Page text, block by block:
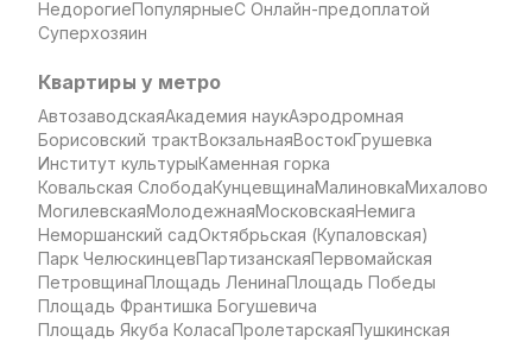
НедорогиеПопулярныеС Онлайн-предоплатой
Суперхозяин
Квартиры у метро
АвтозаводскаяАкадемия наукАэродромная
Борисовский трактВокзальнаяВостокГрушевка
Институт культурыКаменная горка
Ковальская СлободаКунцевщинаМалиновкаМихалово
МогилевскаяМолодежнаяМосковскаяНемига
Неморшанский садОктябрьская (Купаловская)
Парк ЧелюскинцевПартизанскаяПервомайская
ПетровщинаПлощадь ЛенинаПлощадь Победы
Площадь Франтишка Богушевича
Площадь Якуба КоласаПролетарскаяПушкинская